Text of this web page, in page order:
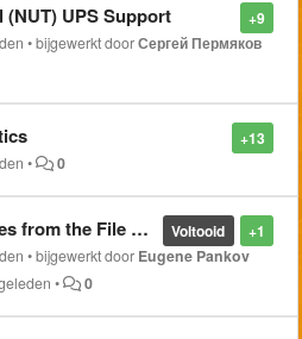
+9
(NUT) UPS Support
•bijgewerkt doorСергей Пермяков
+13
• 0
+1
Voltooid
in Notepad module
•bijgewerkt door Eugene Pankov
• 0